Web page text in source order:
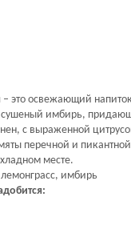
– это освежающий
имбирь,
с выраженной
перечной и
месте.
имбирь